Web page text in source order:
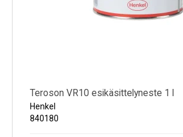
Teroson VR10 esikäsittelyneste 1 l
Henkel
840180